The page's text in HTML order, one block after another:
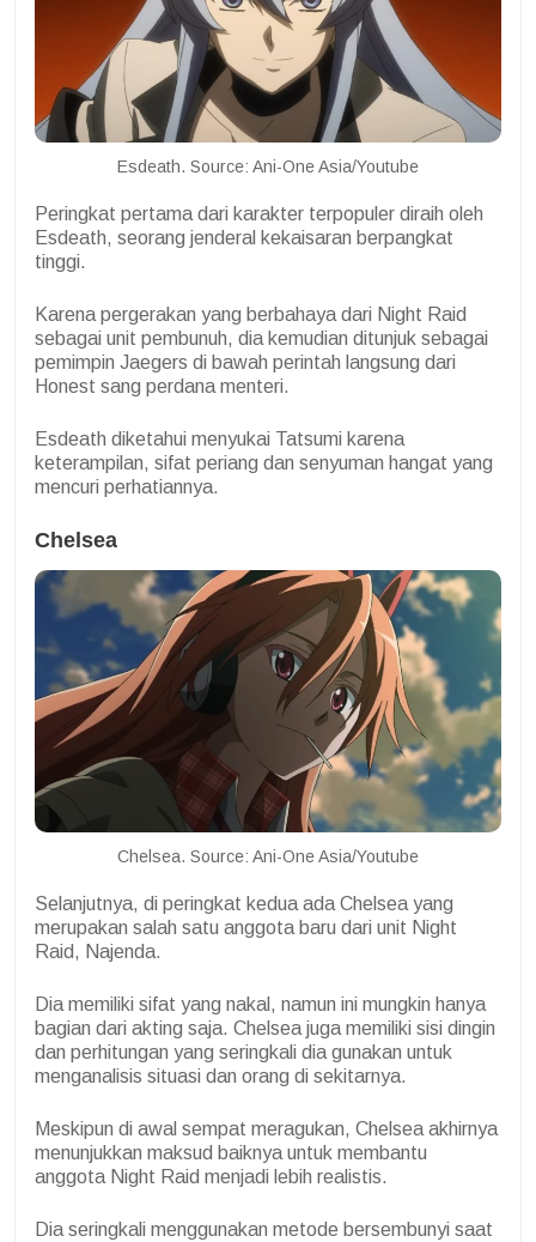
Esdeath. Source: Ani-One Asia/Youtube
Peringkat pertama dari karakter terpopuler diraih oleh
Esdeath, seorang jenderal kekaisaran berpangkat
tinggi.
Karena pergerakan yang berbahaya dari Night Raid
sebagai unit pembunuh, dia kemudian ditunjuk sebagai
pemimpin Jaegers di bawah perintah langsung dari
Honest sang perdana menteri.
Esdeath diketahui menyukai Tatsumi karena
keterampilan, sifat periang dan senyuman hangat yang
mencuri perhatiannya.
Chelsea
Chelsea. Source: Ani-One Asia/Youtube
Selanjutnya, di peringkat kedua ada Chelsea yang
merupakan salah satu anggota baru dari unit Night
Raid, Najenda.
Dia memiliki sifat yang nakal, namun ini mungkin hanya
bagian dari akting saja. Chelsea juga memiliki sisi dingin
dan perhitungan yang seringkali dia gunakan untuk
menganalisis situasi dan orang di sekitarnya.
Meskipun di awal sempat meragukan, Chelsea akhirnya
menunjukkan maksud baiknya untuk membantu
anggota Night Raid menjadi lebih realistis.
Dia seringkali menggunakan metode bersembunyi saat